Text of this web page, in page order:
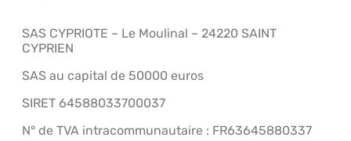
SAS CYPRIOTE – Le Moulinal – 24220 SAINT
CYPRIEN
SAS au capital de 50000 euros
SIRET 64588033700037
N° de TVA intracommunautaire : FR63645880337